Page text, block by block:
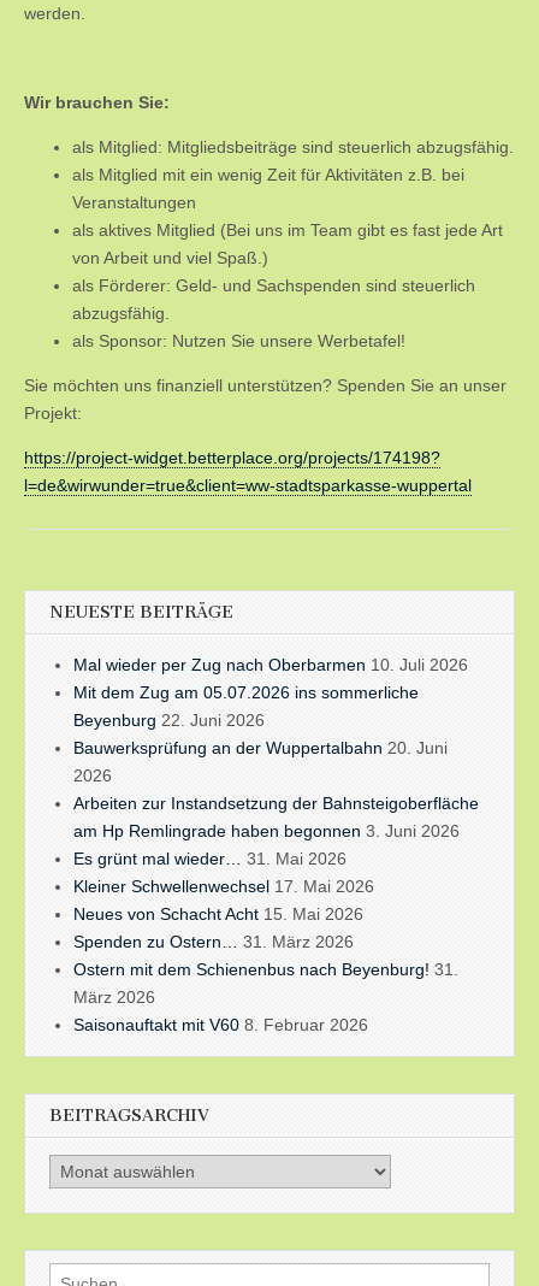
werden.
Wir brauchen Sie:
als Mitglied: Mitgliedsbeiträge sind steuerlich abzugsfähig.
als Mitglied mit ein wenig Zeit für Aktivitäten z.B. bei
Veranstaltungen
als aktives Mitglied (Bei uns im Team gibt es fast jede Art
von Arbeit und viel Spaß.)
als Förderer: Geld- und Sachspenden sind steuerlich
abzugsfähig.
als Sponsor: Nutzen Sie unsere Werbetafel!
Sie möchten uns finanziell unterstützen? Spenden Sie an unser
Projekt:
https://project-widget.betterplace.org/projects/174198?
l=de&wirwunder=true&client=ww-stadtsparkasse-wuppertal
NEUESTE BEITRÄGE
Mal wieder per Zug nach Oberbarmen 10. Juli 2026
Mit dem Zug am 05.07.2026 ins sommerliche
Beyenburg 22. Juni 2026
Bauwerksprüfung an der Wuppertalbahn 20. Juni
2026
Arbeiten zur Instandsetzung der Bahnsteigoberfläche
am Hp Remlingrade haben begonnen 3. Juni 2026
Es grünt mal wieder… 31. Mai 2026
Kleiner Schwellenwechsel 17. Mai 2026
Neues von Schacht Acht 15. Mai 2026
Spenden zu Ostern… 31. März 2026
Ostern mit dem Schienenbus nach Beyenburg! 31.
März 2026
Saisonauftakt mit V60 8. Februar 2026
BEITRAGSARCHIV
Beitragsarchiv
Suchen